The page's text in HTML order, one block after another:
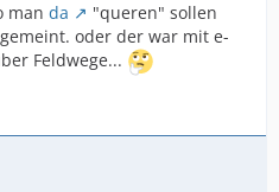
man da
"queren" sollen
oder der war mit e-
Feldwege...